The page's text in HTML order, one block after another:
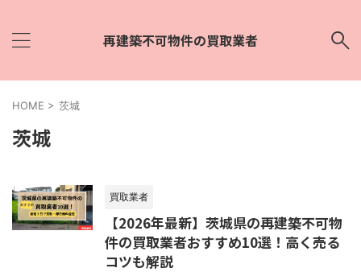
再建築不可物件の買取業者
HOME > 茨城
茨城
買取業者
【2026年最新】茨城県の再建築不可物
件の買取業者おすすめ10選！高く売る
コツも解説